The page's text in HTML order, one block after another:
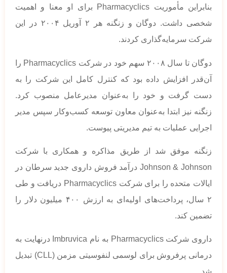
بنابراین مأموریت Pharmacyclics برای او معنا و اهمیت
شخصی داشت. دوگان و زنگنه هر ۲ آوریل ۲۰۰۴ در این
شرکت سرمایه‌گذاری کردند.
دوگان تا سال ۲۰۰۸ سهم خود در شرکت Pharmacyclics را
آن‌قدر افزایش داده بود که کنترل کامل این شرکت را به
دست گرفت و خود را به‌عنوان مدیرعامل منصوب کرد.
زنگنه نیز ابتدا به‌عنوان معاون توسعه کسب‌وکار سپس مدیر
اجرایی عملیات به تیم مدیریتی پیوست.
زنگنه موفق شد از طریق مذاکره و همکاری با شرکت
Johnson & Johnson درآمد فروش داروی جدید سرطان در
ایالات متحده را برای شرکت Pharmacyclics دریافت و طی
۲ سال، پرداخت‌های اولیه‌ای به ارزش ۴۰۰ میلیون دلار را
تضمین کند.
داروی شرکت Pharmacyclics به نام Imbruvica درنهایت به
درمانی پرفروش برای لوسمی لنفوسیتی مزمن (CLL) تبدیل